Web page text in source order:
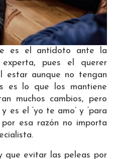
es el antídoto ante la
experta, pues el querer
estar aunque no tengan
es lo que los mantiene
muchos cambios, pero
es el ‘yo te amo’ y ‘para
esa razón no importa
que evitar las peleas por